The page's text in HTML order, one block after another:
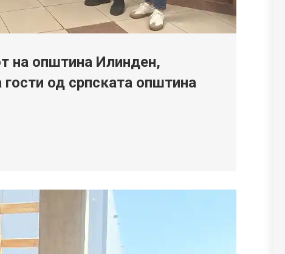
на општина Илинден,
од српската општина